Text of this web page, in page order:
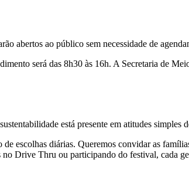
abertos ao público sem necessidade de
será das 8h30 às 16h. A Secretaria de
está presente em atitudes simples
escolhas diárias. Queremos convidar as
Drive Thru ou participando do festival, cada